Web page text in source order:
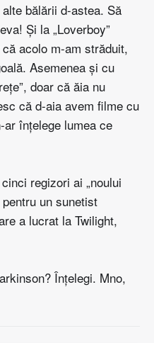
bălării d-astea. Să
Şi la „Loverboy”
acolo m-am străduit,
Asemenea şi cu
doar că ăia nu
că d-aia avem filme cu
înţelege lumea ce
regizori ai „noului
un sunetist
a lucrat la Twilight,
Înţelegi. Mno,